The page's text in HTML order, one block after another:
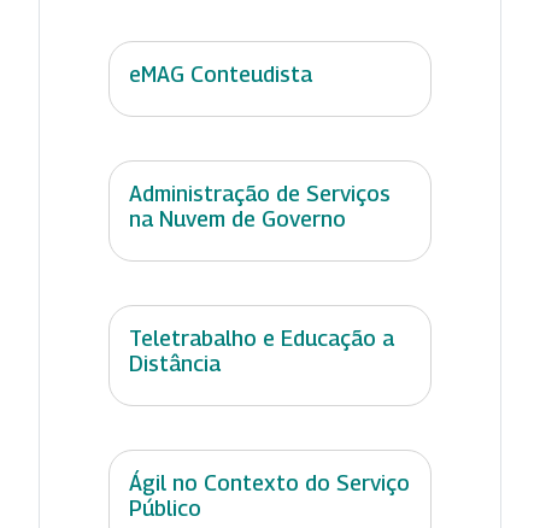
eMAG Conteudista
Administração de Serviços
na Nuvem de Governo
Teletrabalho e Educação a
Distância
Ágil no Contexto do Serviço
Público